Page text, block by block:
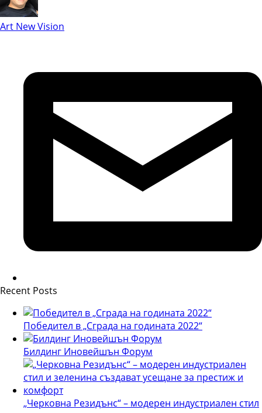
Art New Vision
Recent Posts
Победител в „Сграда на годината 2022“
Билдинг Иновейшън Форум
„Черковна Резидънс“ – модерен индустриален стил